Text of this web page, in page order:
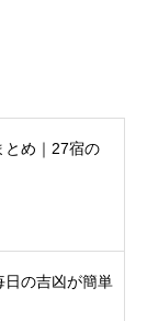
とめ｜27宿の
日の吉凶が簡単